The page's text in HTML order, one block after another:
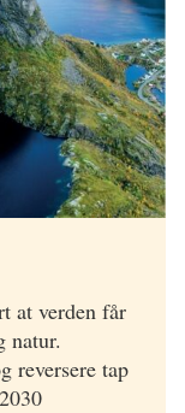
at verden får
natur.
reversere tap